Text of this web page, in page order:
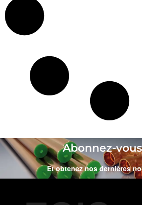
Abonnez-
Et obtenez nos dernières